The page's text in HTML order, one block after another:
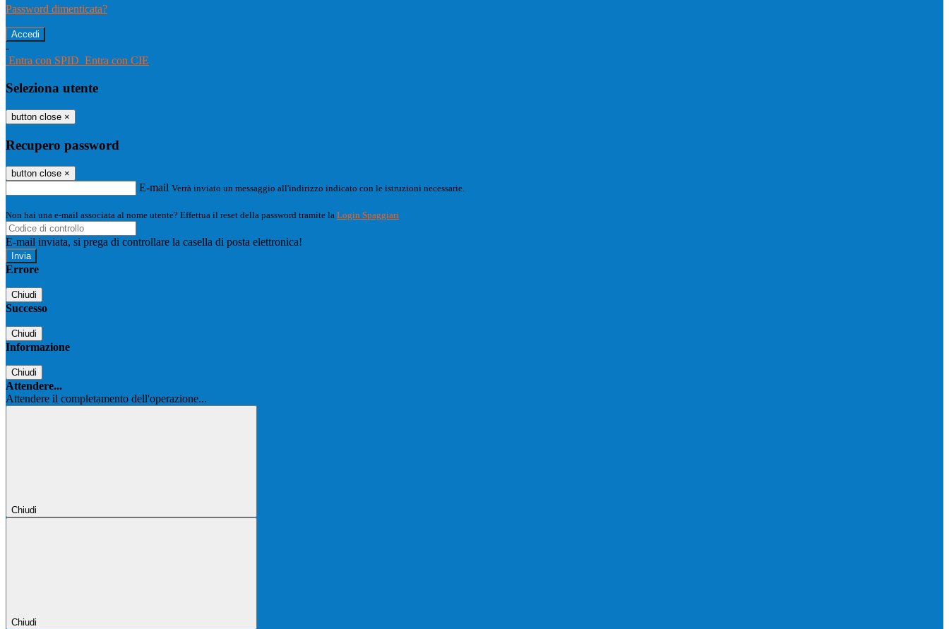
Password dimenticata?
-
Entra con SPID Entra con CIE
Seleziona utente
button close ×
Recupero password
button close ×
E-mail Verrà inviato un messaggio all'indirizzo indicato con le istruzioni necessarie.
Non hai una e-mail associata al nome utente? Effettua il reset della password tramite la Login Spaggiari
E-mail inviata, si prega di controllare la casella di posta elettronica!
Errore
Chiudi
Successo
Chiudi
Informazione
Chiudi
Attendere...
Attendere il completamento dell'operazione...
Chiudi
Chiudi